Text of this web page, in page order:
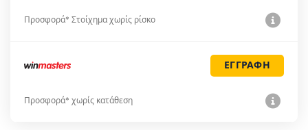
Προσφορά* Στοίχημα χωρίς ρίσκο
ΕΓΓΡΑΦΗ
Προσφορά* χωρίς κατάθεση